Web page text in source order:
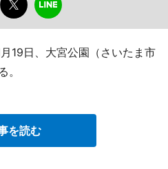
19日、大宮公園（さいたま市
。
を読む